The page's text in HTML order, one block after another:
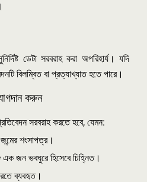
ডেটা সরবরাহ করা অপরিহার্য। যদি
বিলম্বিত বা প্রত্যাখ্যাত হতে পারে।
করুন
সরবরাহ করতে হবে, যেমন:
জন্মের শংসাপত্র।
এক জন ভবঘুরে হিসেবে চিহ্নিত।
ব্যবহৃত।